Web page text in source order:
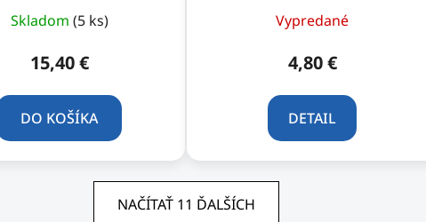
Skladom (5 ks)
15,40 €
DO KOŠÍKA
Vypredané
4,80 €
DETAIL
NAČÍTAŤ 11 ĎALŠÍCH